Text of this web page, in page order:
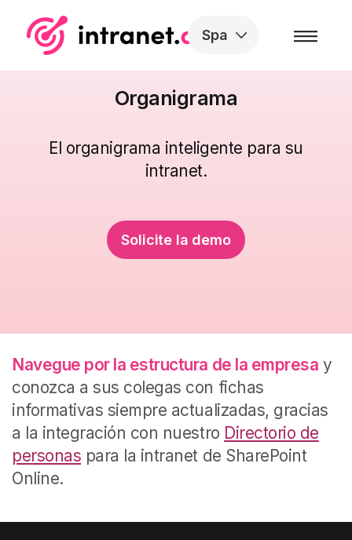
Spa
Organigrama
El organigrama inteligente para su
intranet.
Solicite la demo
Navegue por la estructura de la empresa y
conozca a sus colegas con fichas
informativas siempre actualizadas, gracias
a la integración con nuestro Directorio de
personas para la intranet de SharePoint
Online.